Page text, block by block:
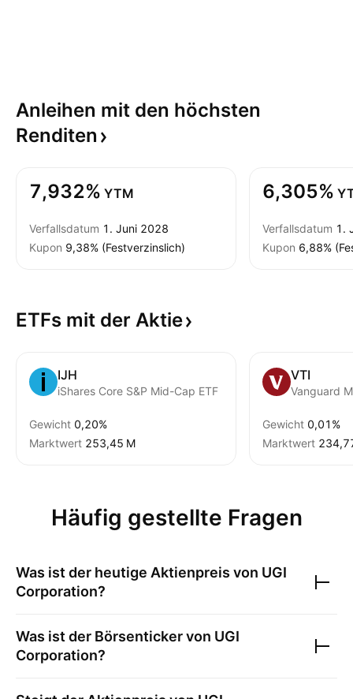
Anleihen mit den höchsten
Renditen
7,932% YTM
Verfallsdatum 1. Juni 2028
Kupon 9,38% (Festverzinslich)
6,305%
Verfallsdatum 1.
Kupon 6,88%
ETFs mit der Aktie
IJH
iShares Core S&P Mid-Cap ETF
Gewicht 0,20%
Marktwert ‪253,45 M‬
VTI
Gewicht 0,01%
Marktwert
Häufig gestellte Fragen
Was ist der heutige Aktienpreis von UGI
Corporation?
Was ist der Börsenticker von UGI
Corporation?